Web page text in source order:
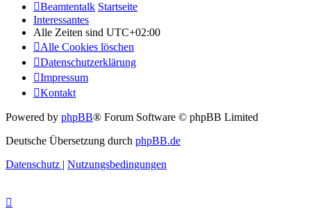
Beamtentalk Startseite
Interessantes
Alle Zeiten sind UTC+02:00
Alle Cookies löschen
Datenschutzerklärung
Impressum
Kontakt
Powered by phpBB® Forum Software © phpBB Limited
Deutsche Übersetzung durch phpBB.de
Datenschutz | Nutzungsbedingungen